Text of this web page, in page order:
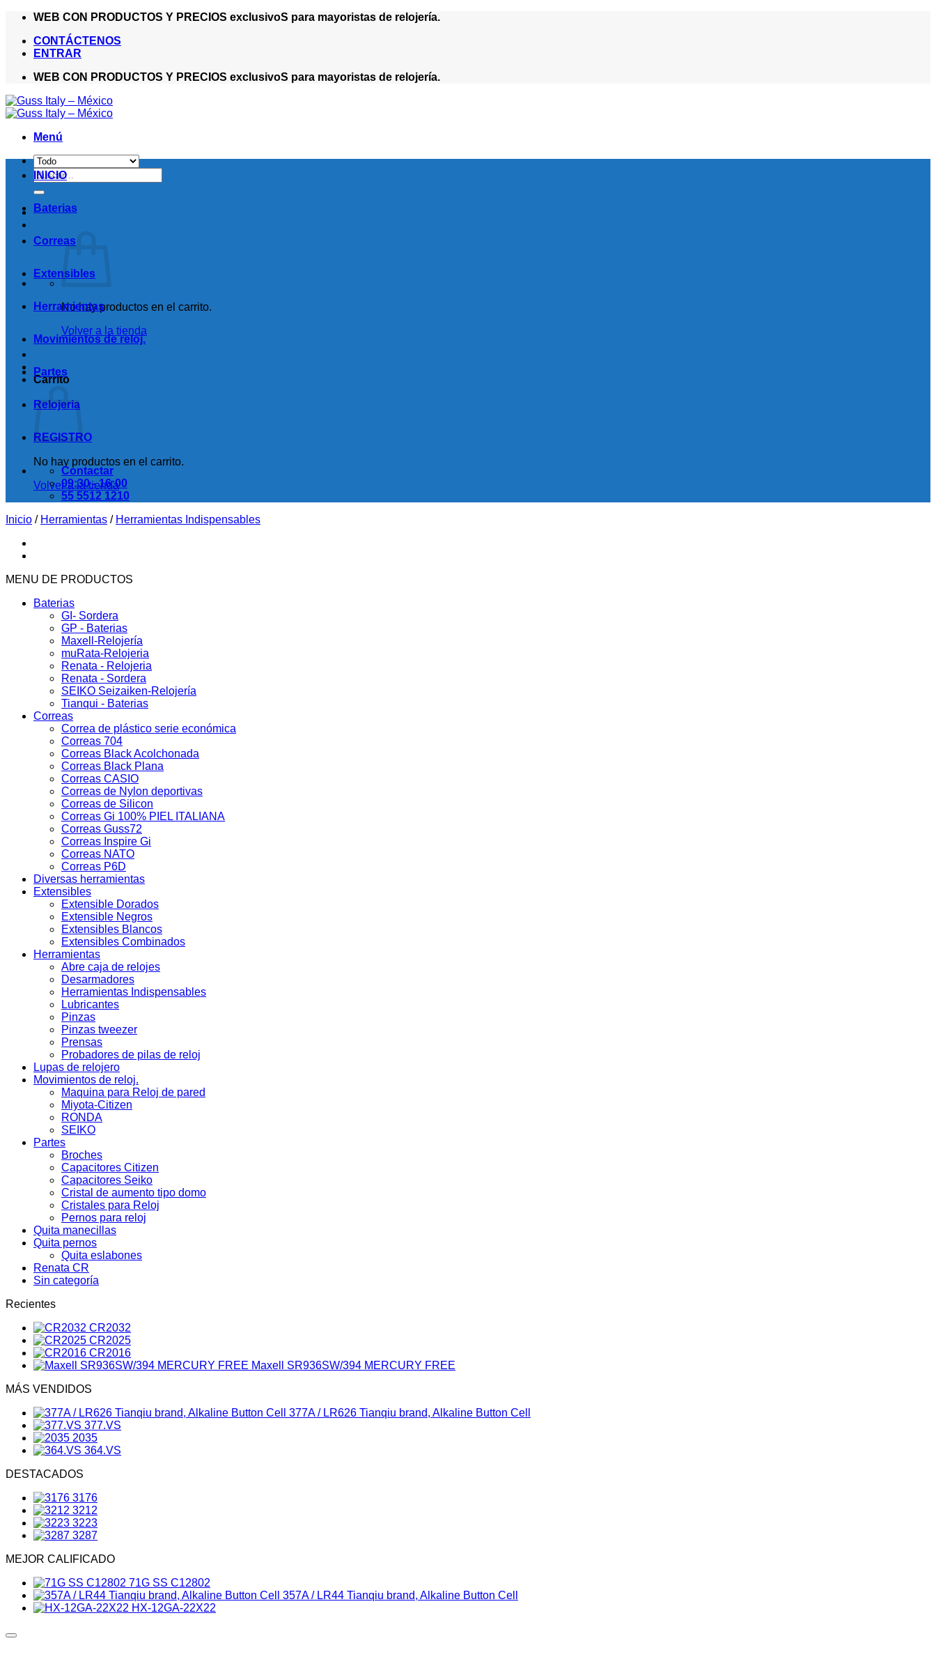
Saltar
contenido
WEB CON PRODUCTOS Y PRECIOS exclusivoS para mayoristas de relojería.
CONTÁCTENOS
ENTRAR
WEB CON PRODUCTOS Y PRECIOS exclusivoS para mayoristas de relojería.
Menú
Buscar
por:
No hay productos en el carrito.
Volver a la tienda
Carrito
No hay productos en el carrito.
Volver a la tienda
INICIO
Baterias
Correas
Extensibles
Herramientas
Movimientos de reloj.
Partes
Relojeria
REGISTRO
Contactar
09:30 - 16:00
55 5512 1210
Inicio / Herramientas / Herramientas Indispensables
MENU DE PRODUCTOS
Baterias
GI- Sordera
GP - Baterias
Maxell-Relojería
muRata-Relojeria
Renata - Relojeria
Renata - Sordera
SEIKO Seizaiken-Relojería
Tianqui - Baterias
Correas
Correa de plástico serie económica
Correas 704
Correas Black Acolchonada
Correas Black Plana
Correas CASIO
Correas de Nylon deportivas
Correas de Silicon
Correas Gi 100% PIEL ITALIANA
Correas Guss72
Correas Inspire Gi
Correas NATO
Correas P6D
Diversas herramientas
Extensibles
Extensible Dorados
Extensible Negros
Extensibles Blancos
Extensibles Combinados
Herramientas
Abre caja de relojes
Desarmadores
Herramientas Indispensables
Lubricantes
Pinzas
Pinzas tweezer
Prensas
Probadores de pilas de reloj
Lupas de relojero
Movimientos de reloj.
Maquina para Reloj de pared
Miyota-Citizen
RONDA
SEIKO
Partes
Broches
Capacitores Citizen
Capacitores Seiko
Cristal de aumento tipo domo
Cristales para Reloj
Pernos para reloj
Quita manecillas
Quita pernos
Quita eslabones
Renata CR
Sin categoría
Recientes
CR2032
CR2025
CR2016
Maxell SR936SW/394 MERCURY FREE
MÁS VENDIDOS
377A / LR626 Tianqiu brand, Alkaline Button Cell
377.VS
2035
364.VS
DESTACADOS
3176
3212
3223
3287
MEJOR CALIFICADO
71G SS C12802
357A / LR44 Tianqiu brand, Alkaline Button Cell
HX-12GA-22X22